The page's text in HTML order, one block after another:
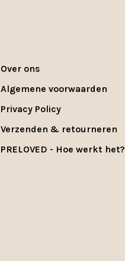
Over ons
Algemene voorwaarden
Privacy Policy
Verzenden & retourneren
PRELOVED - Hoe werkt het?